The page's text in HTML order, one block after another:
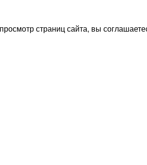
страниц сайта, вы